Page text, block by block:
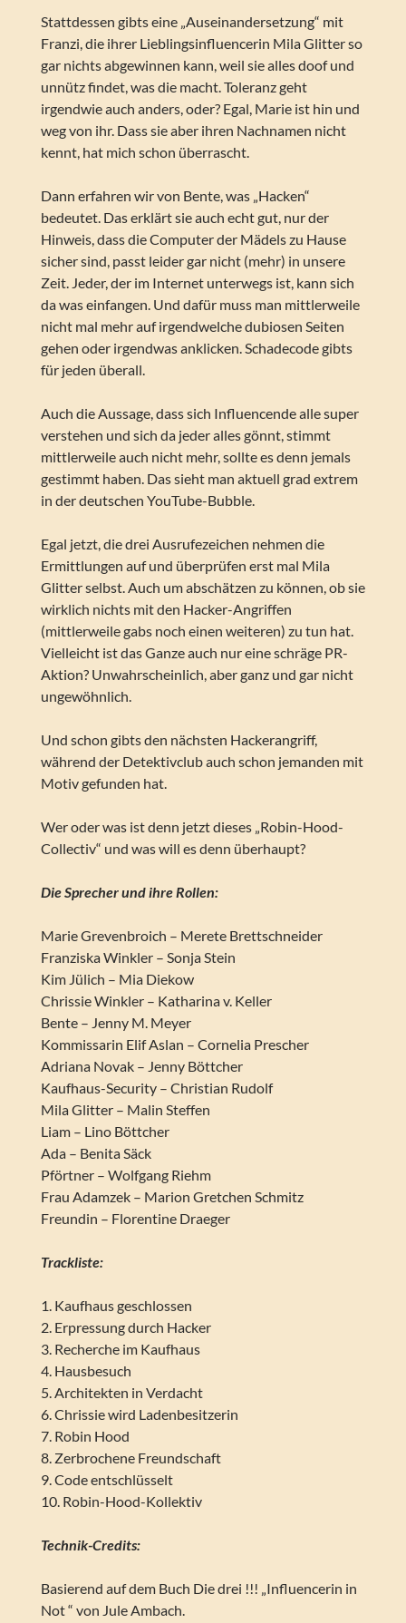
Stattdessen gibts eine „Auseinandersetzung“ mit
Franzi, die ihrer Lieblingsinfluencerin Mila Glitter so
gar nichts abgewinnen kann, weil sie alles doof und
unnütz findet, was die macht. Toleranz geht
irgendwie auch anders, oder? Egal, Marie ist hin und
weg von ihr. Dass sie aber ihren Nachnamen nicht
kennt, hat mich schon überrascht.
Dann erfahren wir von Bente, was „Hacken“
bedeutet. Das erklärt sie auch echt gut, nur der
Hinweis, dass die Computer der Mädels zu Hause
sicher sind, passt leider gar nicht (mehr) in unsere
Zeit. Jeder, der im Internet unterwegs ist, kann sich
da was einfangen. Und dafür muss man mittlerweile
nicht mal mehr auf irgendwelche dubiosen Seiten
gehen oder irgendwas anklicken. Schadecode gibts
für jeden überall.
Auch die Aussage, dass sich Influencende alle super
verstehen und sich da jeder alles gönnt, stimmt
mittlerweile auch nicht mehr, sollte es denn jemals
gestimmt haben. Das sieht man aktuell grad extrem
in der deutschen YouTube-Bubble.
Egal jetzt, die drei Ausrufezeichen nehmen die
Ermittlungen auf und überprüfen erst mal Mila
Glitter selbst. Auch um abschätzen zu können, ob sie
wirklich nichts mit den Hacker-Angriffen
(mittlerweile gabs noch einen weiteren) zu tun hat.
Vielleicht ist das Ganze auch nur eine schräge PR-
Aktion? Unwahrscheinlich, aber ganz und gar nicht
ungewöhnlich.
Und schon gibts den nächsten Hackerangriff,
während der Detektivclub auch schon jemanden mit
Motiv gefunden hat.
Wer oder was ist denn jetzt dieses „Robin-Hood-
Collectiv“ und was will es denn überhaupt?
Die Sprecher und ihre Rollen:
Marie Grevenbroich – Merete Brettschneider
Franziska Winkler – Sonja Stein
Kim Jülich – Mia Diekow
Chrissie Winkler – Katharina v. Keller
Bente – Jenny M. Meyer
Kommissarin Elif Aslan – Cornelia Prescher
Adriana Novak – Jenny Böttcher
Kaufhaus-Security – Christian Rudolf
Mila Glitter – Malin Steffen
Liam – Lino Böttcher
Ada – Benita Säck
Pförtner – Wolfgang Riehm
Frau Adamzek – Marion Gretchen Schmitz
Freundin – Florentine Draeger
Trackliste:
1. Kaufhaus geschlossen
2. Erpressung durch Hacker
3. Recherche im Kaufhaus
4. Hausbesuch
5. Architekten in Verdacht
6. Chrissie wird Ladenbesitzerin
7. Robin Hood
8. Zerbrochene Freundschaft
9. Code entschlüsselt
10. Robin-Hood-Kollektiv
Technik-Credits:
Basierend auf dem Buch Die drei !!! „Influencerin in
Not “ von Jule Ambach.